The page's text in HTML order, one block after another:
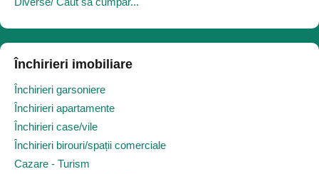
Închirieri imobiliare
Închirieri garsoniere
Închirieri apartamente
Închirieri case/vile
Închirieri birouri/spații comerciale
Cazare - Turism